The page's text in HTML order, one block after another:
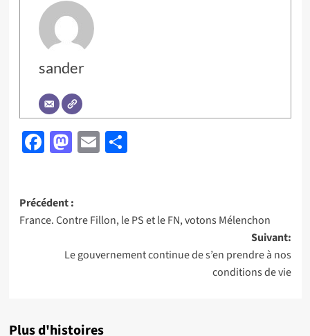
sander
Facebook
Mastodon
EmailPartager
Navigation
d’article
Précédent :
France. Contre Fillon, le PS et le FN, votons Mélenchon
Suivant:
Le gouvernement continue de s’en prendre à nos
conditions de vie
Plus d'histoires